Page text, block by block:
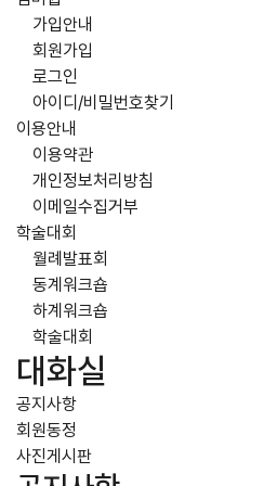
가입안내
회원가입
로그인
아이디/비밀번호찾기
이용안내
이용약관
개인정보처리방침
이메일수집거부
학술대회
월례발표회
동계워크숍
하계워크숍
학술대회
대화실
공지사항
회원동정
사진게시판